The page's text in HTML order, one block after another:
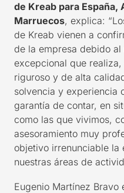
de Kreab para España,
Marruecos, explica:
de Kreab vienen a
de la empresa debido
excepcional que
riguroso y de alta
solvencia y experiencia
garantía de contar, en
como las que vivimos,
asesoramiento muy
objetivo irrenunciable la
nuestras áreas de
Eugenio Martínez Bravo